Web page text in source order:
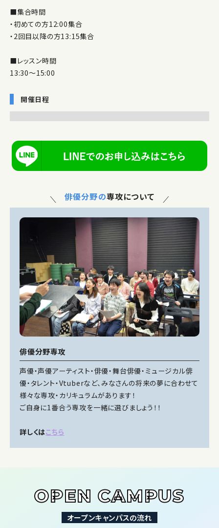
■集合時間
・初めての方12:00集合
・2回目以降の方13:15集合
■レッスン時間
13:30～15:00
開催日程
俳優分野の専攻について
俳優分野専攻
声優・声優アーティスト・俳優・舞台俳優・ミュージカル俳
優・タレント・Vtuberなど、みなさんの将来の夢に合わせて
様々な専攻・カリキュラムがあります！
ご自身に1番合う専攻を一緒に選びましょう！！
詳しくはこちら
OPEN CAMPUS
オープンキャンパスの流れ